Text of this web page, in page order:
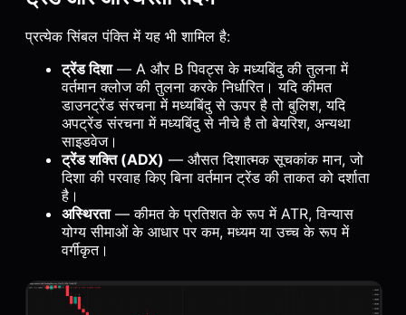
प्रत्येक सिंबल पंक्ति में यह भी शामिल है:
ट्रेंड दिशा— A और B पिवट्स के मध्यबिंदु की तुलना में
वर्तमान क्लोज की तुलना करके निर्धारित। यदि कीमत
डाउनट्रेंड संरचना में मध्यबिंदु से ऊपर है तो बुलिश, यदि
अपट्रेंड संरचना में मध्यबिंदु से नीचे है तो बेयरिश, अन्यथा
साइडवेज।
ट्रेंड शक्ति (ADX) — औसत दिशात्मक सूचकांक मान, जो
दिशा की परवाह किए बिना वर्तमान ट्रेंड की ताकत को दर्शाता
है।
अस्थिरता— कीमत के प्रतिशत के रूप में ATR, विन्यास
योग्य सीमाओं के आधार पर कम, मध्यम या उच्च के रूप में
वर्गीकृत।